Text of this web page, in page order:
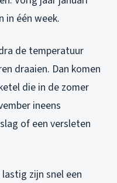
in één week.
de temperatuur
draaien. Dan komen
die in de zomer
ineens
of een versleten
zijn snel een